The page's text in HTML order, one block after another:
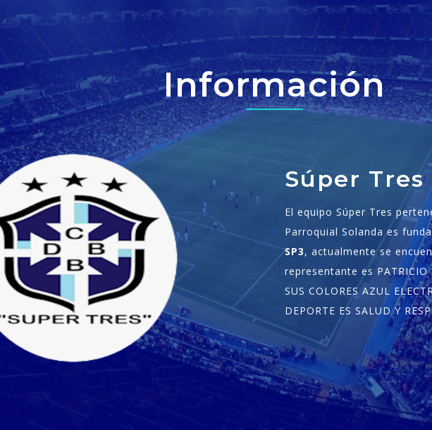
Información
Súper Tres
El equipo Súper Tres
Parroquial Solanda es
SP3, actualmente se
representante es PATRICIO
SUS COLORES AZUL
DEPORTE ES SALUD Y